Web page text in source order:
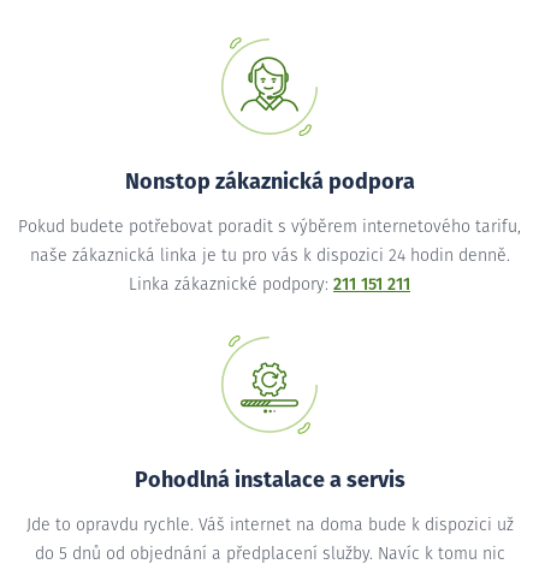
Nonstop zákaznická podpora
Pokud budete potřebovat poradit s výběrem internetového tarifu,
naše zákaznická linka je tu pro vás k dispozici 24 hodin denně.
Linka zákaznické podpory: 211 151 211
Pohodlná instalace a servis
Jde to opravdu rychle. Váš internet na doma bude k dispozici už
do 5 dnů od objednání a předplacení služby. Navíc k tomu nic